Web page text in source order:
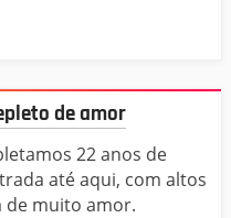
de amor
22 anos de
até aqui, com altos
de muito amor.